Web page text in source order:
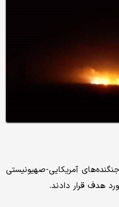
آمریکایی-صهیونیستی
هدف قرار دادند.